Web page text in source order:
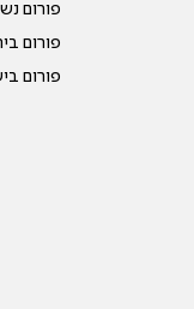
פורום
פורום
פורום